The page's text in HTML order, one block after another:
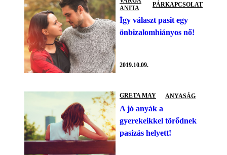
ANITA
PÁRKAPCSOLAT
Így választ pasit egy
önbizalomhiányos nő!
2019.10.09.
GRETA MAY ANYASÁG
A jó anyák a
gyerekeikkel törődnek
pasizás helyett!